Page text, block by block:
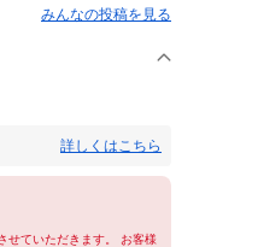
みんなの投稿を見る
詳しくはこちら
せていただきます。 お客様